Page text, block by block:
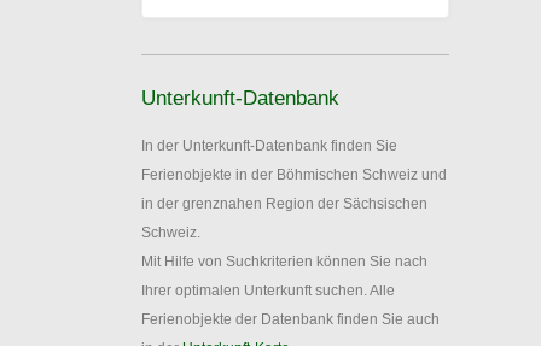
Unterkunft-Datenbank
In der Unterkunft-Datenbank finden Sie
Ferienobjekte in der Böhmischen Schweiz und
in der grenznahen Region der Sächsischen
Schweiz.
Mit Hilfe von Suchkriterien können Sie nach
Ihrer optimalen Unterkunft suchen. Alle
Ferienobjekte der Datenbank finden Sie auch